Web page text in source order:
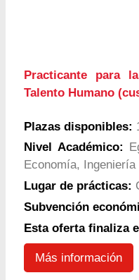
Practicante para
Talento Humano
Plazas disponibles:
Nivel Académico:
Economía,
Lugar de prácticas:
Subvención
Esta oferta finaliza
Más información